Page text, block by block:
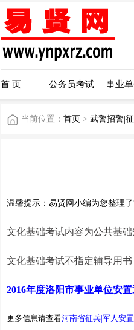
首 页 公务员考试 事业
当前位置： 首页 > 武警招警|
温馨提示：易贤网小编为您整理
文化基础考试内容为公共基
文化基础考试不指定辅导用
2016年度洛阳市事业单位安
更多信息请查看河南省征兵|军人安